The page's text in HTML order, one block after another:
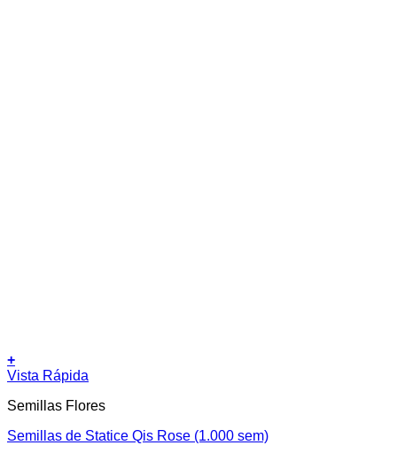
+
Vista Rápida
Semillas Flores
Semillas de Statice Qis Rose (1.000 sem)